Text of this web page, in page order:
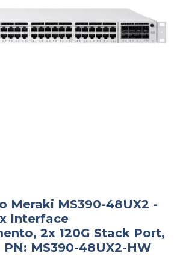
Meraki MS390-48UX2 -
Interface
2x 120G Stack Port,
PN: MS390-48UX2-HW